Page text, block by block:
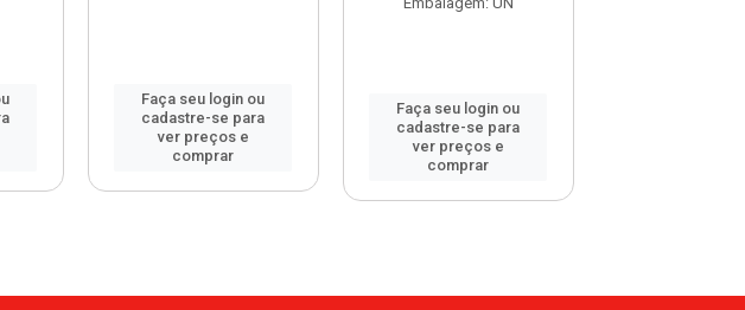
Faça seu login ou
cadastre-se para
ver preços e
comprar
Faça seu login ou
cadastre-se para
ver preços e
comprar